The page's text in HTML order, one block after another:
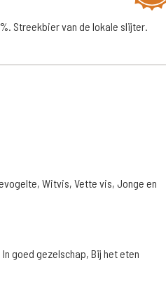
Streekbier van de lokale slijter.
Witvis, Vette vis, Jonge en
goed gezelschap, Bij het eten